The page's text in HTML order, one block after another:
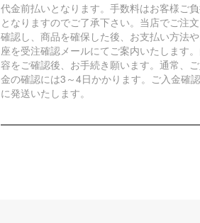
代金前払いとなります。手数料はお客様ご
となりますのでご了承下さい。当店でご注
確認し、商品を確保した後、お支払い方法
座を受注確認メールにてご案内いたします
容をご確認後、お手続き願います。通常、
金の確認には3～4日かかります。ご入金確
に発送いたします。